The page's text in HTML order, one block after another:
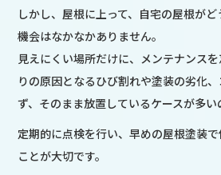
しかし、屋根に上って、自宅の屋根が
機会はなかなかありません。
見えにくい場所だけに、メンテナンス
りの原因となるひび割れや塗装の劣化
ず、そのまま放置しているケースが多い
定期的に点検を行い、早めの屋根塗装
ことが大切です。